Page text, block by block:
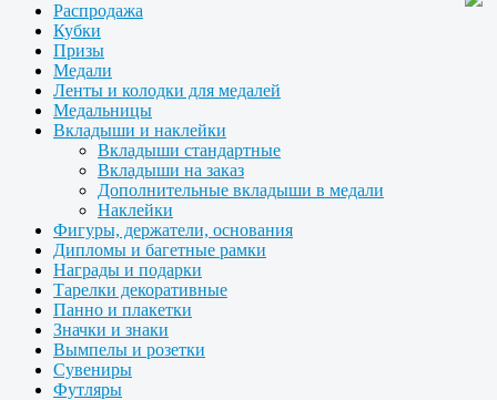
Распродажа
Кубки
Призы
Медали
Ленты и колодки для медалей
Медальницы
Вкладыши и наклейки
Вкладыши стандартные
Вкладыши на заказ
Дополнительные вкладыши в медали
Наклейки
Фигуры, держатели, основания
Дипломы и багетные рамки
Награды и подарки
Тарелки декоративные
Панно и плакетки
Значки и знаки
Вымпелы и розетки
Сувениры
Футляры